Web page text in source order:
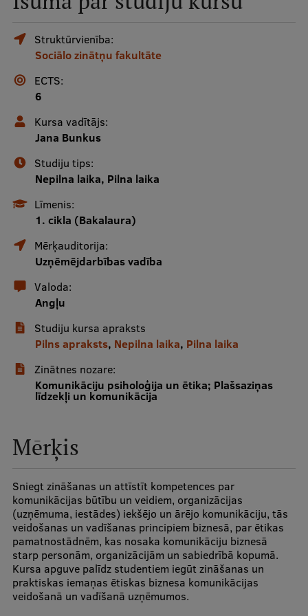
Mobile
galvenā
izvēlne
Studiju iespējas
Pamatstudiju programmas
Maģistra studiju programmas
Doktorantūra
Rezidentūra
Uzņemšana
Praktiska informācija
Par RSU
Studentu dzīve
Studiju norises vietas
Fakultātes
Stratēģija
Vēsture un tradīcijas
Identitāte
RSU fonds
Aula
Struktūrvienība:
Sociālo zinātņu fakultāte
ECTS:
6
Kursa vadītājs:
Jana Bunkus
Studiju tips:
Nepilna laika, Pilna laika
Līmenis:
1. cikla (Bakalaura)
Mērķauditorija:
Uzņēmējdarbības vadība
Valoda:
Angļu
Studiju kursa apraksts
Pilns apraksts, Nepilna laika, Pilna laika
Zinātnes nozare:
Komunikāciju psiholoģija un ētika; Plašsaziņas
līdzekļi un komunikācija
Mērķis
Sniegt zināšanas un attīstīt kompetences par
komunikācijas būtību un veidiem, organizācijas
(uzņēmuma, iestādes) iekšējo un ārējo komunikāciju, tās
veidošanas un vadīšanas principiem biznesā, par ētikas
pamatnostādnēm, kas nosaka komunikāciju biznesā
starp personām, organizācijām un sabiedrībā kopumā.
Kursa apguve palīdz studentiem iegūt zināšanas un
praktiskas iemaņas ētiskas biznesa komunikācijas
veidošanā un vadīšanā uzņēmumos.